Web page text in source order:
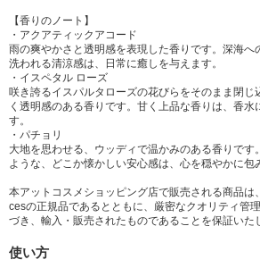
【香りのノート】
・アクアティックアコード
雨の爽やかさと透明感を表現した香りです。深海へ
洗われる清涼感は、日常に癒しを与えます。
・イスペタル ローズ
咲き誇るイスパルタローズの花びらをそのまま閉じ
く透明感のある香りです。甘く上品な香りは、香水
す。
・パチョリ
大地を思わせる、ウッディで温かみのある香りです
ような、どこか懐かしい安心感は、心を穏やかに包
本アットコスメショッピング店で販売される商品
cesの正規品であるとともに、厳密なクオリティ管
づき、輸入・販売されたものであることを保証いた
使い方